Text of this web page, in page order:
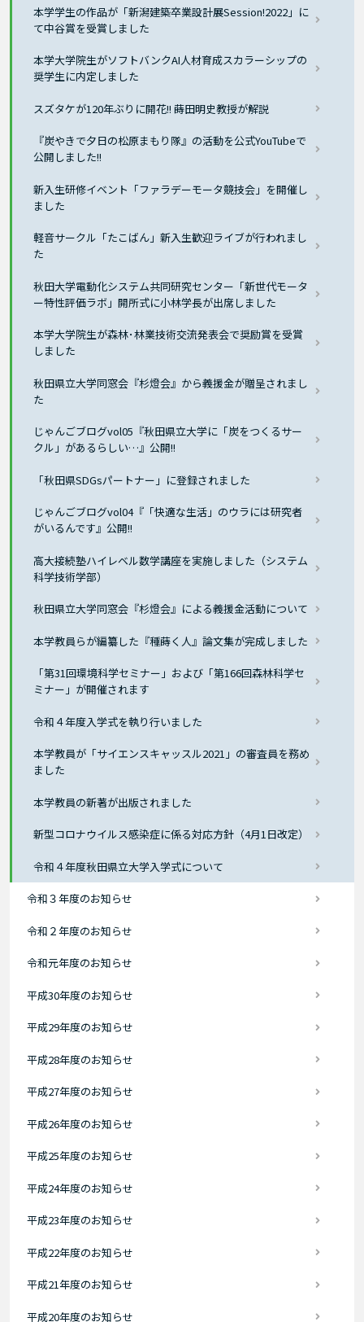
本学学生の作品が「新潟建築卒業設計展Session!2022」に
て中谷賞を受賞しました
本学大学院生がソフトバンクAI人材育成スカラーシップの
奨学生に内定しました
スズタケが120年ぶりに開花!! 蒔田明史教授が解説
『炭やきで夕日の松原まもり隊』の活動を公式YouTubeで
公開しました!!
新入生研修イベント「ファラデーモータ競技会」を開催し
ました
軽音サークル「たこばん」新入生歓迎ライブが行われまし
た
秋田大学電動化システム共同研究センター「新世代モータ
ー特性評価ラボ」開所式に小林学長が出席しました
本学大学院生が森林･林業技術交流発表会で奨励賞を受賞
しました
秋田県立大学同窓会『杉燈会』から義援金が贈呈されまし
た
じゃんごブログvol05『秋田県立大学に「炭をつくるサー
クル」があるらしい…』公開!!
「秋田県SDGsパートナー」に登録されました
じゃんごブログvol04『「快適な生活」のウラには研究者
がいるんです』公開!!
高大接続塾ハイレベル数学講座を実施しました（システム
科学技術学部）
秋田県立大学同窓会『杉燈会』による義援金活動について
本学教員らが編纂した『種蒔く人』論文集が完成しました
「第31回環境科学セミナー」および「第166回森林科学セ
ミナー」が開催されます
令和４年度入学式を執り行いました
本学教員が「サイエンスキャッスル2021」の審査員を務め
ました
本学教員の新著が出版されました
新型コロナウイルス感染症に係る対応方針（4月1日改定）
令和４年度秋田県立大学入学式について
令和３年度のお知らせ
令和２年度のお知らせ
令和元年度のお知らせ
平成30年度のお知らせ
平成29年度のお知らせ
平成28年度のお知らせ
平成27年度のお知らせ
平成26年度のお知らせ
平成25年度のお知らせ
平成24年度のお知らせ
平成23年度のお知らせ
平成22年度のお知らせ
平成21年度のお知らせ
平成20年度のお知らせ